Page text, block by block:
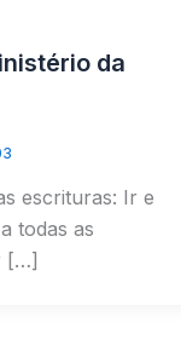
da
escrituras: Ir e
todas as
[…]